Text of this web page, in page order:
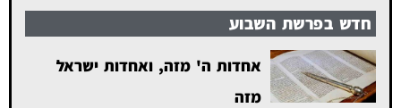
חדש בפרשת השבוע
אחדות ה' מזה, ואחדות ישראל
מזה